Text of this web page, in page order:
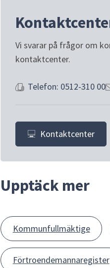
Vi svarar på frågor om
kontaktcenter.
Telefon: 0512-310 00
Kontaktcenter
Upptäck mer
Kommunfullmäktige
Förtroendemannaregister